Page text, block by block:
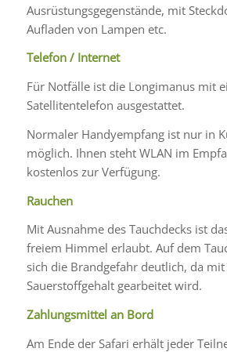
Ausrüstungsgegenstände, mit
Aufladen von Lampen etc.
Telefon / Internet
Für Notfälle ist die Longimanus mit
Satellitentelefon ausgestattet.
Normaler Handyempfang ist nur in
möglich. Ihnen steht WLAN im
kostenlos zur Verfügung.
Rauchen
Mit Ausnahme des Tauchdecks ist
freiem Himmel erlaubt. Auf dem
sich die Brandgefahr deutlich, da
Sauerstoffgehalt gearbeitet wird.
Zahlungsmittel an Bord
Am Ende der Safari erhält jeder